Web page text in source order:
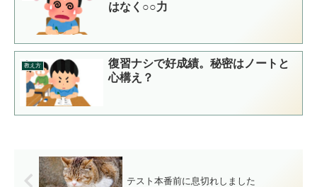
はなく○○力
教え方
復習ナシで好成績。秘密はノートと
心構え？
テスト本番前に息切れしました